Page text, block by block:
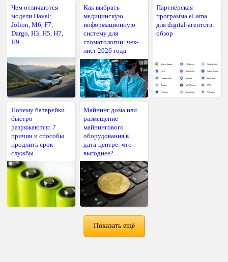
Чем отличаются
модели Haval:
Jolion, M6, F7,
Dargo, H3, H5, H7,
H9
Как выбрать
медицинскую
информационную
систему для
стоматологии: чек-
лист 2026 года
Партнёрская
программа eLama
для digital-агентств:
обзор
Почему батарейки
быстро
разряжаются: 7
причин и способы
продлить срок
службы
Майнинг дома или
размещение
майнингового
оборудования в
дата-центре: что
выгоднее?
Показать ещё